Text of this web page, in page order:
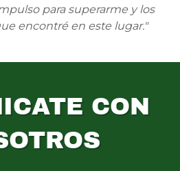
para superarme y los
encontré en este lugar."
CON